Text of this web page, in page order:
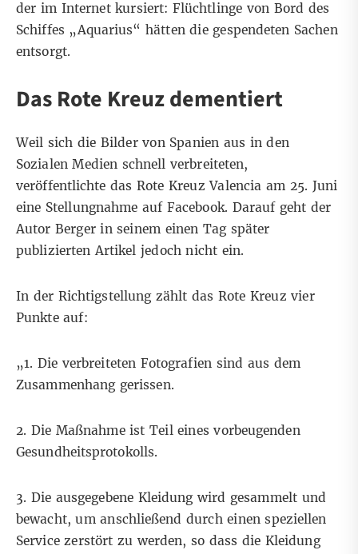
der im Internet kursiert: Flüchtlinge von Bord des
Schiffes „Aquarius“ hätten die gespendeten Sachen
entsorgt.
Das Rote Kreuz dementiert
Weil sich die Bilder von Spanien aus in den
Sozialen Medien schnell verbreiteten,
veröffentlichte das Rote Kreuz Valencia am 25. Juni
eine Stellungnahme auf Facebook. Darauf geht der
Autor Berger in seinem einen Tag später
publizierten Artikel jedoch nicht ein.
In der Richtigstellung zählt das Rote Kreuz vier
Punkte auf:
„1. Die verbreiteten Fotografien sind aus dem
Zusammenhang gerissen.
2. Die Maßnahme ist Teil eines vorbeugenden
Gesundheitsprotokolls.
3. Die ausgegebene Kleidung wird gesammelt und
bewacht, um anschließend durch einen speziellen
Service zerstört zu werden, so dass die Kleidung